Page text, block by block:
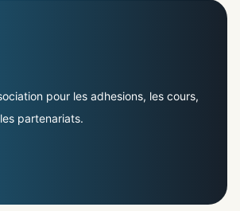
pour les adhesions, les cours,
partenariats.